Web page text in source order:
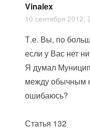
Vinalex
10 сентября 2012,
Т.е. Вы, по
если у Вас нет
Я думал
между обычным
ошибаюсь?
Статья 132